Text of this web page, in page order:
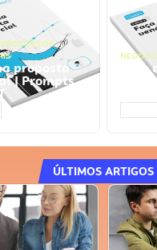
PROCESSOS
proposta
| Prompts
ÚLTIMOS ARTIGOS